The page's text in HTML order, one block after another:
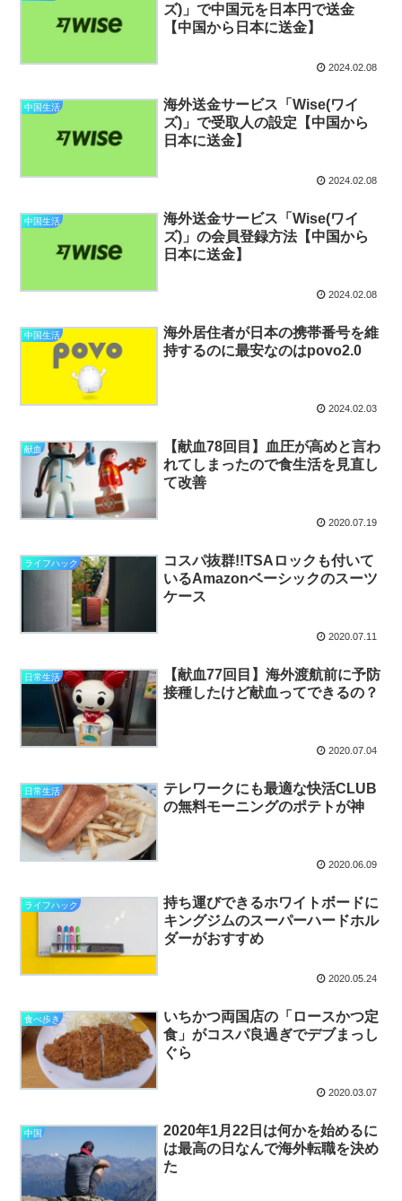
ズ)」で中国元を日本円で送金
【中国から日本に送金】
2024.02.08
中国生活
海外送金サービス「Wise(ワイ
ズ)」で受取人の設定【中国から
日本に送金】
2024.02.08
中国生活
海外送金サービス「Wise(ワイ
ズ)」の会員登録方法【中国から
日本に送金】
2024.02.08
中国生活
海外居住者が日本の携帯番号を維
持するのに最安なのはpovo2.0
2024.02.03
献血
【献血78回目】血圧が高めと言わ
れてしまったので食生活を見直し
て改善
2020.07.19
ライフハック
コスパ抜群!!TSAロックも付いて
いるAmazonベーシックのスーツ
ケース
2020.07.11
日常生活
【献血77回目】海外渡航前に予防
接種したけど献血ってできるの？
2020.07.04
日常生活
テレワークにも最適な快活CLUB
の無料モーニングのポテトが神
2020.06.09
ライフハック
持ち運びできるホワイトボードに
キングジムのスーパーハードホル
ダーがおすすめ
2020.05.24
食べ歩き
いちかつ両国店の「ロースかつ定
食」がコスパ良過ぎでデブまっし
ぐら
2020.03.07
中国
2020年1月22日は何かを始めるに
は最高の日なんで海外転職を決め
た